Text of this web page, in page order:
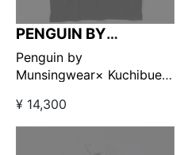
PENGUIN BY
MUNSINGWEAR
Penguin by
Munsingwear× Kuchibue
ツ ブラック 【GO/LOOK!限
定販売】
¥ 14,300